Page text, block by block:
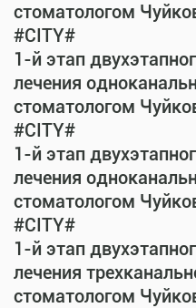
стоматологом
#CITY#
1-й этап
лечения
стоматологом
#CITY#
1-й этап
лечения
стоматологом
#CITY#
1-й этап
лечения
стоматологом